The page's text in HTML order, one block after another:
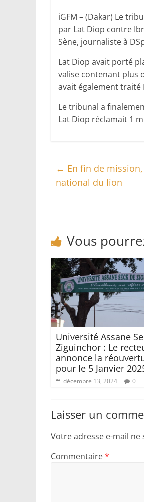
iGFM – (Dakar) Le
par Lat Diop contre
Sène, journaliste à
Lat Diop avait porté
valise contenant plus
avait également
Le tribunal a
Lat Diop réclamait 1
← En fin de
national du lion
Vous
Université Assane
Ziguinchor : Le
annonce la
pour le 5 Janvier
décembre 13, 2024 0
Laisser un
Votre adresse e-mail ne
Commentaire*